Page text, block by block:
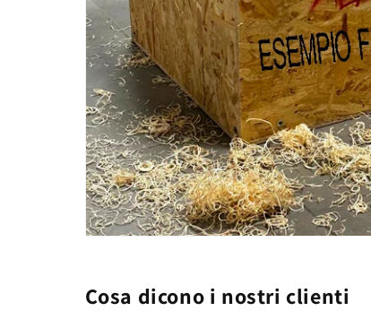
Cosa dicono i nostri clienti